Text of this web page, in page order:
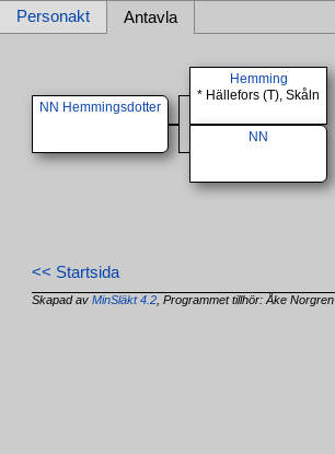
Personakt Antavla
NN Hemmingsdotter
Hemming
* Hällefors (T), Skåln
NN
<< Startsida
Skapad avMinSläkt 4.2 , Programmet tillhör: Åke Norgren